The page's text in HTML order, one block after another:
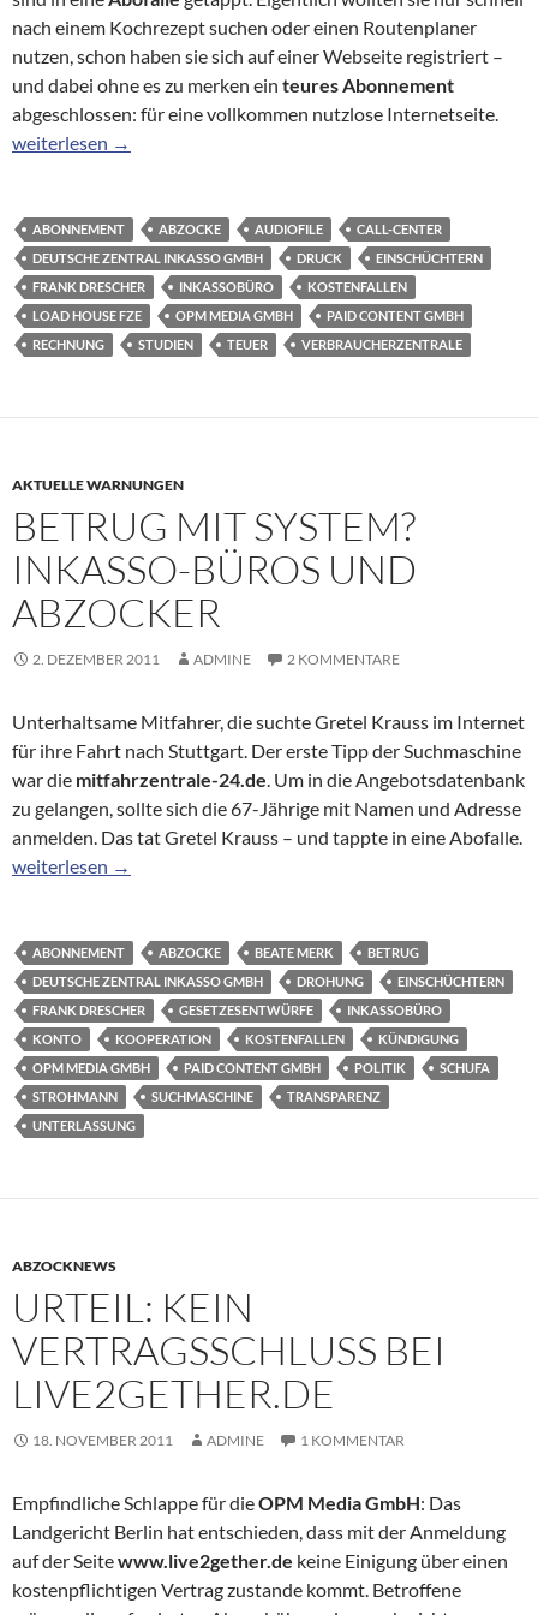
nach einem Kochrezept suchen oder einen Routenplaner
nutzen, schon haben sie sich auf einer Webseite registriert –
und dabei ohne es zu merken ein teures Abonnement
abgeschlossen: für eine vollkommen nutzlose Internetseite.
BR Der Funkstreifzug vom 04.12.11: Im Netz der Abkassierer
weiterlesen →
ABONNEMENT ABZOCKE AUDIOFILE
CALL-CENTER
DEUTSCHE ZENTRAL INKASSO GMBH
DRUCK
EINSCHÜCHTERN
FRANK DRESCHER
INKASSOBÜRO
KOSTENFALLEN
LOAD HOUSE FZE
OPM MEDIA GMBH
PAID CONTENT GMBH
RECHNUNG
STUDIEN TEUER VERBRAUCHERZENTRALE
AKTUELLE WARNUNGEN
BETRUG MIT SYSTEM?
INKASSO-BÜROS UND
ABZOCKER
2. DEZEMBER 2011 ADMINE 2 KOMMENTARE
Unterhaltsame Mitfahrer, die suchte Gretel Krauss im Internet
für ihre Fahrt nach Stuttgart. Der erste Tipp der Suchmaschine
war die mitfahrzentrale-24.de. Um in die Angebotsdatenbank
zu gelangen, sollte sich die 67-Jährige mit Namen und Adresse
anmelden. Das tat Gretel Krauss – und tappte in eine Abofalle.
Betrug mit System? Inkasso-Büros und Abzocker
weiterlesen →
ABONNEMENT ABZOCKE BEATE MERK
BETRUG
DEUTSCHE ZENTRAL INKASSO GMBH
DROHUNG
EINSCHÜCHTERN
FRANK DRESCHER
GESETZESENTWÜRFE
INKASSOBÜRO
KONTO
KOOPERATION KOSTENFALLEN
KÜNDIGUNG
OPM MEDIA GMBH
PAID CONTENT GMBH POLITIK
SCHUFA
STROHMANN
SUCHMASCHINE
TRANSPARENZ
UNTERLASSUNG
ABZOCKNEWS
URTEIL: KEIN
VERTRAGSSCHLUSS BEI
LIVE2GETHER.DE
18. NOVEMBER 2011 ADMINE 1 KOMMENTAR
Empfindliche Schlappe für dieOPM Media GmbH: Das
Landgericht Berlin hat entschieden, dass mit der Anmeldung
auf der Seitewww.live2gether.de keine Einigung über einen
kostenpflichtigen Vertrag zustande kommt. Betroffene